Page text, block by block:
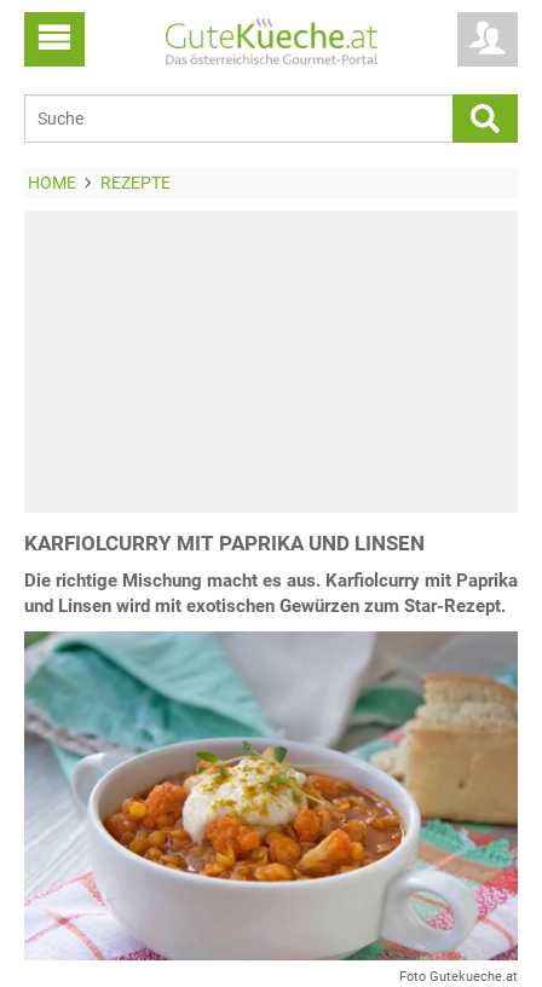
HOME REZEPTE
KARFIOLCURRY MIT PAPRIKA UND LINSEN
Die richtige Mischung macht es aus. Karfiolcurry mit Paprika
und Linsen wird mit exotischen Gewürzen zum Star-Rezept.
Foto Gutekueche.at